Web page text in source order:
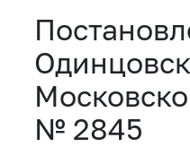
№ 2845